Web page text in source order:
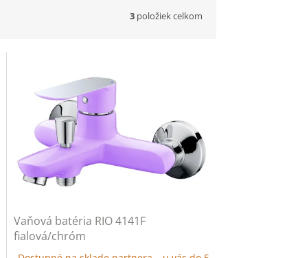
3 položiek celkom
Vaňová batéria RIO 4141F
fialová/chróm